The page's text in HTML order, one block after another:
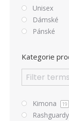
Unisex
Dámské
Pánské
Kategorie
Kimona 19
Rashguardy